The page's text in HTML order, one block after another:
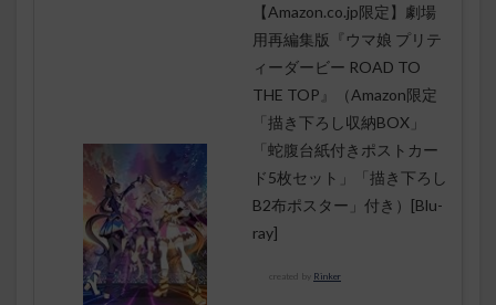
【Amazon.co.jp限定】劇場
用再編集版『ウマ娘 プリテ
ィーダービー ROAD TO
THE TOP』（Amazon限定
「描き下ろし収納BOX」
「蛇腹台紙付きポストカー
ド5枚セット」「描き下ろし
B2布ポスター」付き）[Blu-
ray]
created by Rinker